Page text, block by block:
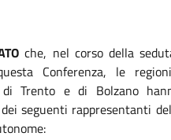
che, nel corso della
Conferenza, le
di Trento e di Bolzano
seguenti rappresentanti